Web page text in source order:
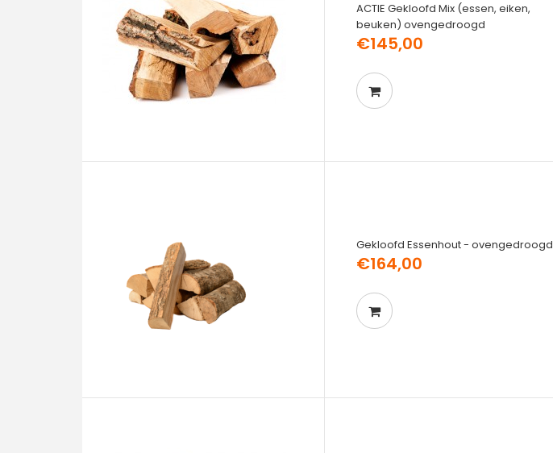
ACTIE Gekloofd Mix (essen, eiken,
beuken) ovengedroogd
€145,00
Gekloofd Essenhout - ovengedroogd
€164,00